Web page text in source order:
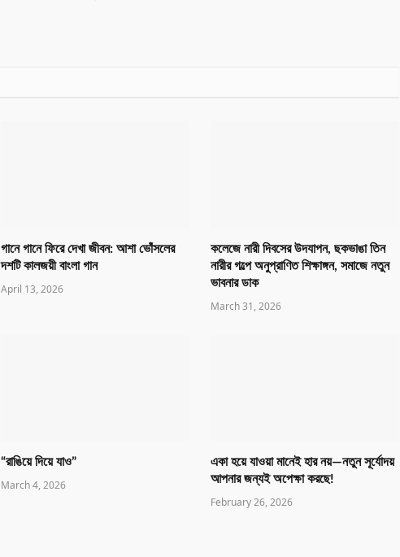
গানে গানে ফিরে দেখা জীবন: আশা ভোঁসলের
দশটি কালজয়ী বাংলা গান
April 13, 2026
কলেজে নারী দিবসের উদযাপন, ছকভাঙা তিন
নারীর গল্পে অনুপ্রাণিত শিক্ষাঙ্গন, সমাজে নতুন
ভাবনার ডাক
March 31, 2026
“রাঙিয়ে দিয়ে যাও”
March 4, 2026
একা হয়ে যাওয়া মানেই হার নয়—নতুন সূর্যোদয়
আপনার জন্যই অপেক্ষা করছে!
February 26, 2026